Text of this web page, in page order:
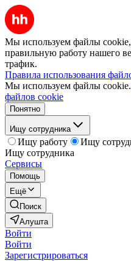
Мы используем файлы cookie,
правильную работу нашего
трафик.
Правила использования
Мы используем файлы cookie.
файлов cookie
Понятно
Ищу сотрудника
Ищу работу
Ищу
Ищу сотрудника
Сервисы
Помощь
Ещё
Поиск
Алушта
Войти
Войти
Зарегистрироваться